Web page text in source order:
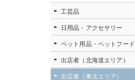
工芸品
日用品・アクセサリー
ペット用品・ペットフード
出店者（北海道エリア）
出店者（東北エリア）